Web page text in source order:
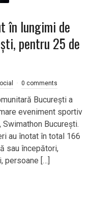
în lungimi de
pentru 25 de
0 comments
București a
eveniment sportiv
București.
au înotat în total 166
sau începători,
persoane […]